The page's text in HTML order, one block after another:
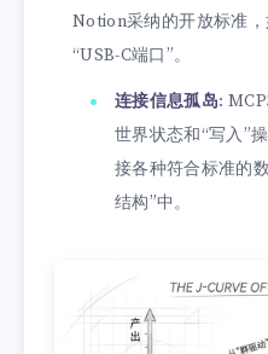
Notion采纳的开放标准
“USB-C端口”。
连接信息孤岛:
世界状态和“写入”
接各种符合标准的
结构”中。